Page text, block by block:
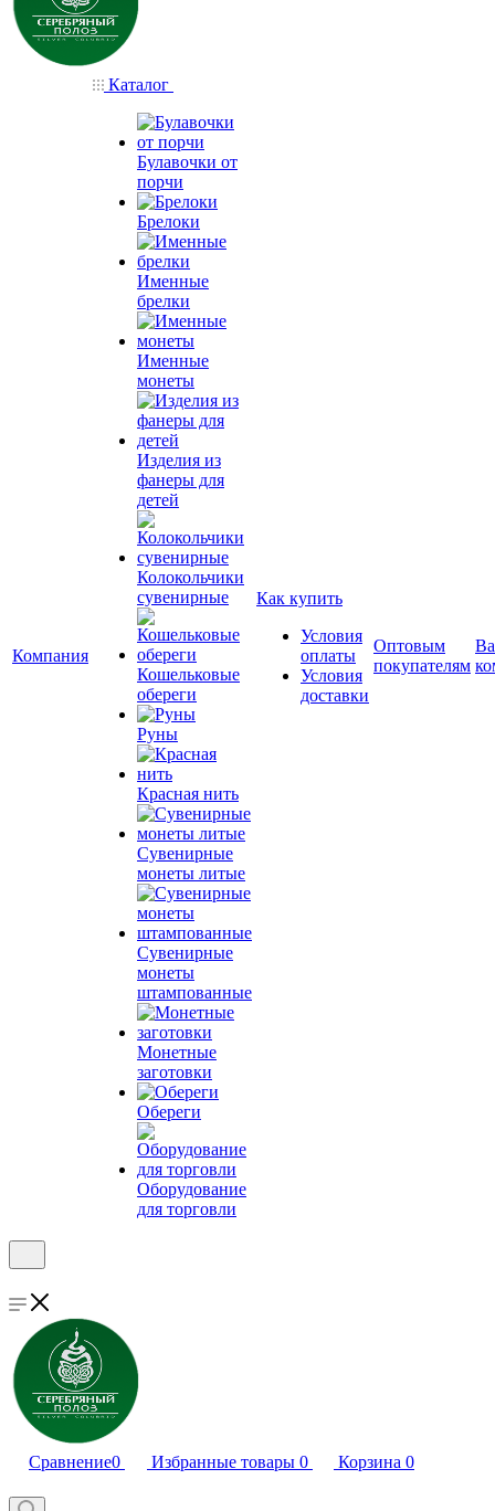
Компания
Каталог
Булавочки от
порчи
Брелоки
Именные
брелки
Именные
монеты
Изделия из
фанеры для
детей
Колокольчики
сувенирные
Кошельковые
обереги
Руны
Красная нить
Сувенирные
монеты литые
Сувенирные
монеты
штампованные
Монетные
заготовки
Обереги
Оборудование
для торговли
Как купить
Условия
оплаты
Условия
доставки
Оптовым
покупателям
Сравнение0 Избранные товары 0 Корзина 0